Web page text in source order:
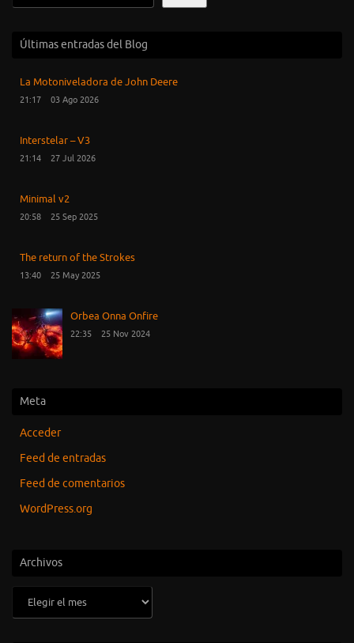
Últimas entradas del Blog
La Motoniveladora de John Deere
21:17 03 Ago 2026
Interstelar – V3
21:14 27 Jul 2026
Minimal v2
20:58 25 Sep 2025
The return of the Strokes
13:40 25 May 2025
Orbea Onna Onfire
22:35 25 Nov 2024
Meta
Acceder
Feed de entradas
Feed de comentarios
WordPress.org
Archivos